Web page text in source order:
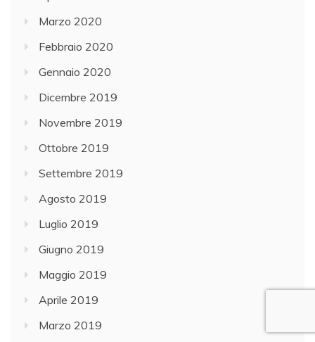
Marzo 2020
Febbraio 2020
Gennaio 2020
Dicembre 2019
Novembre 2019
Ottobre 2019
Settembre 2019
Agosto 2019
Luglio 2019
Giugno 2019
Maggio 2019
Aprile 2019
Marzo 2019